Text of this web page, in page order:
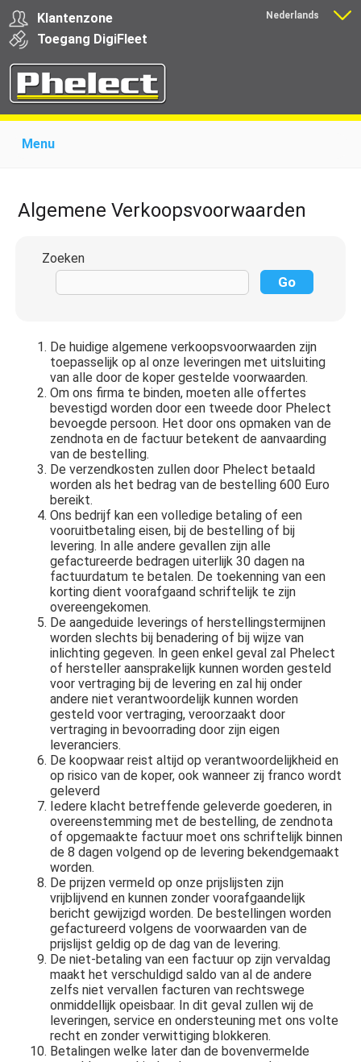
Klantenzone
Toegang DigiFleet
Nederlands
Menu
Producten voor transporteurs
Opleiding
Nieuws
Ondersteuning
Download
Algemene Verkoopsvoorwaarden
Zoeken
De huidige algemene verkoopsvoorwaarden zijn
toepasselijk op al onze leveringen met uitsluiting
van alle door de koper gestelde voorwaarden.
Om ons firma te binden, moeten alle offertes
bevestigd worden door een tweede door Phelect
bevoegde persoon. Het door ons opmaken van de
zendnota en de factuur betekent de aanvaarding
van de bestelling.
De verzendkosten zullen door Phelect betaald
worden als het bedrag van de bestelling 600 Euro
bereikt.
Ons bedrijf kan een volledige betaling of een
vooruitbetaling eisen, bij de bestelling of bij
levering. In alle andere gevallen zijn alle
gefactureerde bedragen uiterlijk 30 dagen na
factuurdatum te betalen. De toekenning van een
korting dient voorafgaand schriftelijk te zijn
overeengekomen.
De aangeduide leverings of herstellingstermijnen
worden slechts bij benadering of bij wijze van
inlichting gegeven. ln geen enkel geval zal Phelect
of hersteller aansprakelijk kunnen worden gesteld
voor vertraging bij de levering en zal hij onder
andere niet verantwoordelijk kunnen worden
gesteld voor vertraging, veroorzaakt door
vertraging in bevoorrading door zijn eigen
leveranciers.
De koopwaar reist altijd op verantwoordelijkheid en
op risico van de koper, ook wanneer zij franco wordt
geleverd
Iedere klacht betreffende geleverde goederen, in
overeenstemming met de bestelling, de zendnota
of opgemaakte factuur moet ons schriftelijk binnen
de 8 dagen volgend op de levering bekendgemaakt
worden.
De prijzen vermeld op onze prijslijsten zijn
vrijblijvend en kunnen zonder voorafgaandelijk
bericht gewijzigd worden. De bestellingen worden
gefactureerd volgens de voorwaarden van de
prijslijst geldig op de dag van de levering.
De niet-betaling van een factuur op zijn vervaldag
maakt het verschuldigd saldo van al de andere
zelfs niet vervallen facturen van rechtswege
onmiddellijk opeisbaar. In dit geval zullen wij de
leveringen, service en ondersteuning met ons volte
recht en zonder verwittiging blokkeren.
Betalingen welke later dan de bovenvermelde